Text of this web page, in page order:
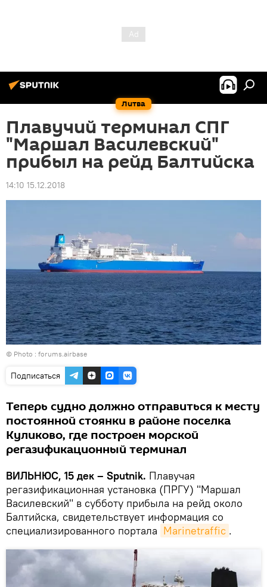
Литва
Плавучий терминал СПГ
"Маршал Василевский"
прибыл на рейд Балтийска
14:10 15.12.2018
© Photo : forums.airbase
Подписаться
Теперь судно должно отправиться к месту
постоянной стоянки в районе поселка
Куликово, где построен морской
регазификационный терминал
ВИЛЬНЮС, 15 дек – Sputnik. Плавучая
регазификационная установка (ПРГУ) "Маршал
Василевский" в субботу прибыла на рейд около
Балтийска, свидетельствует информация со
специализированного портала Marinetraffic .